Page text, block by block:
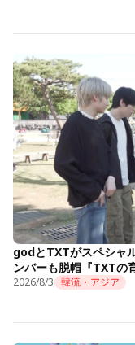
godとTXTがスペシャ
ンバーも脱帽『TXTの
2026/8/3 韓流・アジア